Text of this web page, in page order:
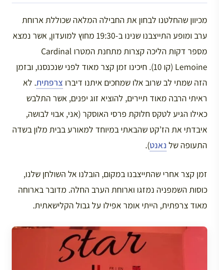
מכיוון שהחלטנו לבחון את החבילה המלאה שכוללת ארוחת
ערב ומופע התייצבנו שנינו ב-19:30 מחוץ למועדון, אשר נמצא
מספר דקות הליכה קצרות מתחנת המטרו Cardinal
Lemoine (קו 10). חיכינו זמן קצר מאוד לפני שנכנסנו, ובזמן
הזה שמתי לב שרוב אלו שמחכים איתנו דיברו צרפתית. לא
ראיתי הרבה מאוד תיירים, להוציא זוג יפנים, אשר התלבש
כאילו הגיע לטקס חלוקת פרסי האוסקר (אני, אבוי לבושה,
איבדתי את הז’קט שהבאתי במיוחד למאורע בבית מלון בשדה
התעופה של נאנט).
זמן קצר אחרי שהתייצבנו במקום, הובלנו אל השולחן שלנו,
כוסות השמפניה נמזגו וארוחת הערב החלה. מדובר בארוחה
מאוד צרפתית, הייתי אומר אפילו על גבול הקלישאתית.